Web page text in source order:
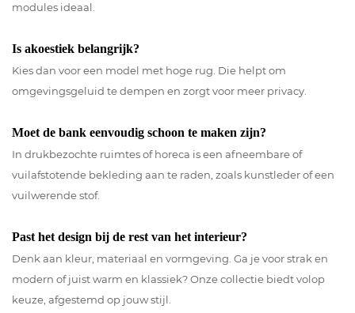
modules ideaal.
Is akoestiek belangrijk?
Kies dan voor een model met hoge rug. Die helpt om
omgevingsgeluid te dempen en zorgt voor meer privacy.
Moet de bank eenvoudig schoon te maken zijn?
In drukbezochte ruimtes of horeca is een afneembare of
vuilafstotende bekleding aan te raden, zoals kunstleder of een
vuilwerende stof.
Past het design bij de rest van het interieur?
Denk aan kleur, materiaal en vormgeving. Ga je voor strak en
modern of juist warm en klassiek? Onze collectie biedt volop
keuze, afgestemd op jouw stijl.